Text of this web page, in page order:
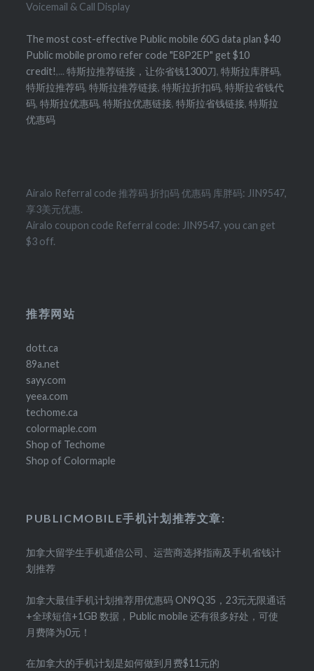
Voicemail & Call Display
The most cost-effective Public mobile 60G data plan $40
Public mobile promo refer code "E8P2EP" get $10
credit!,...特斯拉推荐链接，让你省钱1300刀,特斯拉库胖码,
特斯拉推荐码,特斯拉推荐链接,特斯拉折扣码,特斯拉省钱代
码,特斯拉优惠码,特斯拉优惠链接, 特斯拉省钱链接,特斯拉
优惠码
Airalo Referral code 推荐码 折扣码 优惠码 库胖码: JIN9547,
享3美元优惠.
Airalo coupon code Referral code: JIN9547. you can get
$3 off.
推荐网站
dott.ca
89a.net
sayy.com
yeea.com
techome.ca
colormaple.com
Shop of Techome
Shop of Colormaple
PUBLICMOBILE手机计划推荐文章:
加拿大留学生手机通信公司、运营商选择指南及手机省钱计
划推荐
加拿大最佳手机计划推荐用优惠码 ON9Q35，23元无限通话
+全球短信+1GB 数据，Public mobile 还有很多好处，可使
月费降为0元！
在加拿大的手机计划是如何做到月费$11元的